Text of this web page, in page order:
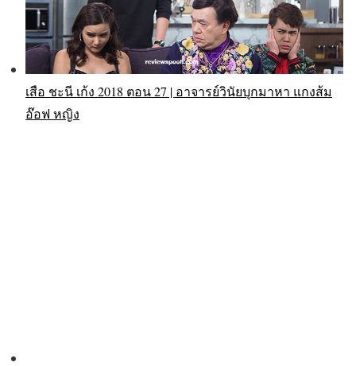
เสือ ชะนี เก้ง 2018 ตอน 27 | อาจารย์วินัยบุกมาหา แกงส้ม
อ๊อฟ หญิง